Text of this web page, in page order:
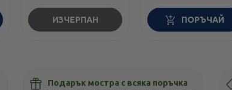
ИЗЧЕРПАН ПОРЪЧАЙ
Подарък мостра с всяка поръчка